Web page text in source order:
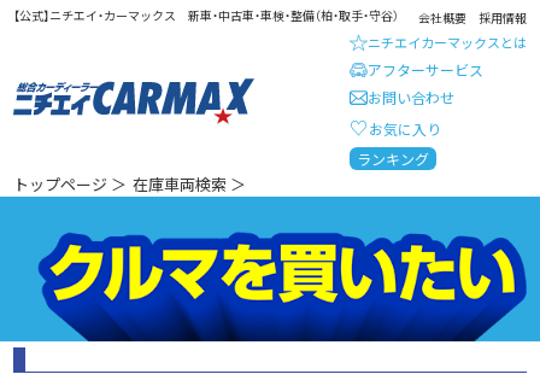
【公式】ニチエイ・カーマックス 新車・中古車・車検・整備（柏・取手・守谷） 会社概要 採用情報
総合カーディーラー ニチエイ・
ニチエイカーマックスとは
アフターサービス
お問い合わせ
お気に入り
ランキング
トップページ ＞ 在庫車両検索 ＞